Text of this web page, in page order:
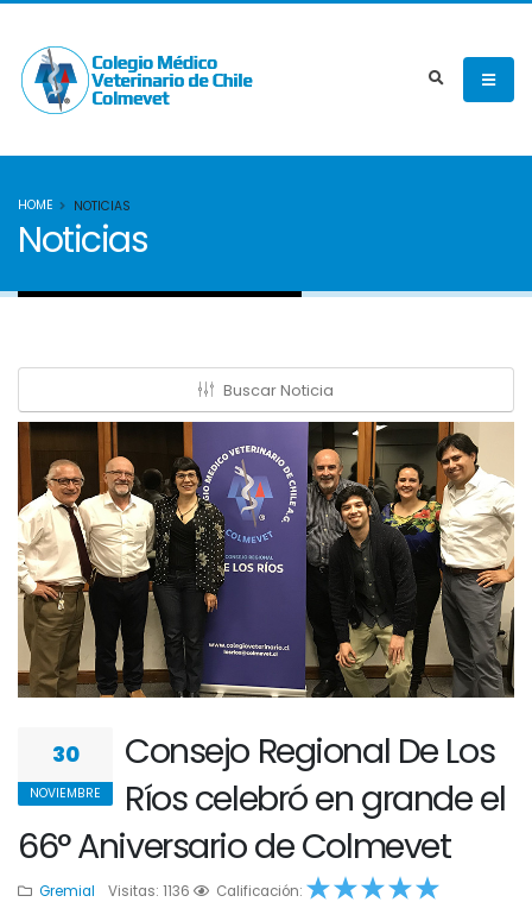
HOME NOTICIAS
Noticias
Buscar Noticia
30
NOVIEMBRE
Consejo Regional De Los
Ríos celebró en grande el
66° Aniversario de Colmevet
Gremial Visitas: 1136 Calificación:
1 2 3 4 5